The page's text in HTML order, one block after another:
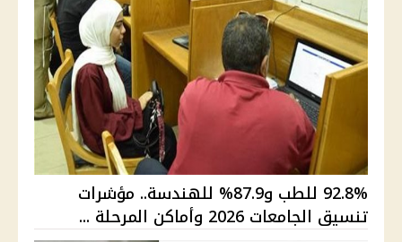
92.8% للطب و87.9% للهندسة.. مؤشرات
تنسيق الجامعات 2026 وأماكن المرحلة ...